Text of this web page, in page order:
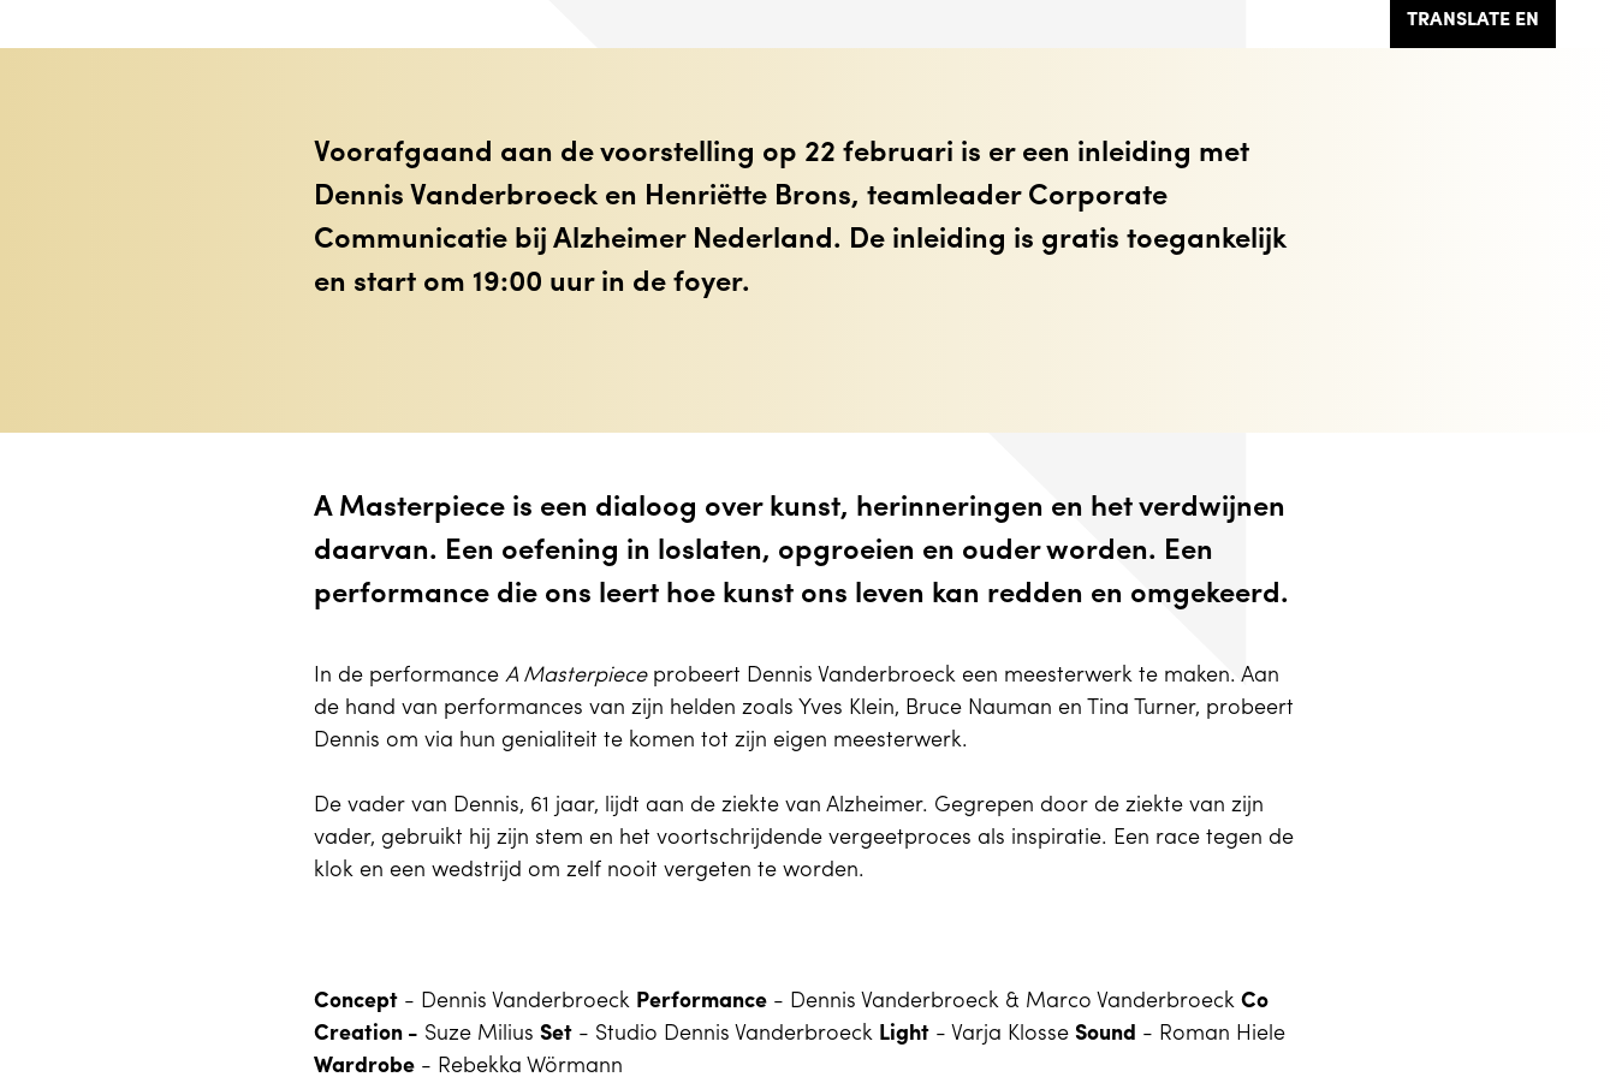
TRANSLATE EN
Voorafgaand aan de voorstelling op 22 februari is er een inleiding met
Dennis Vanderbroeck en Henriëtte Brons, teamleader Corporate
Communicatie bij Alzheimer Nederland. De inleiding is gratis toegankelijk
en start om 19:00 uur in de foyer.
A Masterpiece is een dialoog over kunst, herinneringen en het verdwijnen
daarvan. Een oefening in loslaten, opgroeien en ouder worden. Een
performance die ons leert hoe kunst ons leven kan redden en omgekeerd.
In de performance A Masterpieceprobeert Dennis Vanderbroeck een meesterwerk te maken. Aan
de hand van performances van zijn helden zoals Yves Klein, Bruce Nauman en Tina Turner, probeert
Dennis om via hun genialiteit te komen tot zijn eigen meesterwerk.
De vader van Dennis, 61 jaar, lijdt aan de ziekte van Alzheimer. Gegrepen door de ziekte van zijn
vader, gebruikt hij zijn stem en het voortschrijdende vergeetproces als inspiratie. Een race tegen de
klok en een wedstrijd om zelf nooit vergeten te worden.
Concept- Dennis Vanderbroeck Performance- Dennis Vanderbroeck & Marco Vanderbroeck Co
Creation - Suze Milius Set- Studio Dennis Vanderbroeck Light- Varja Klosse Sound - Roman Hiele
Wardrobe- Rebekka Wörmann